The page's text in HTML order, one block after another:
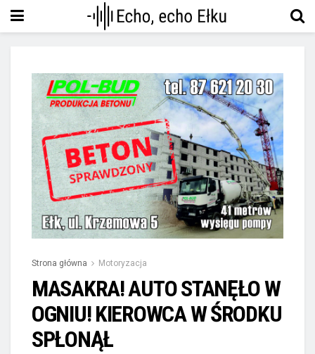
Strona główna Motoryzacja
MASAKRA! AUTO STANĘŁO W
OGNIU! KIEROWCA W ŚRODKU
SPŁONĄŁ